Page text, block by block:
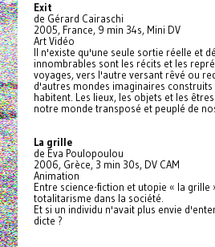
Exit
de Gérard Cairaschi
2005, France, 9 min 34s, Mini DV
Art Vidéo
Il n'existe qu'une seule sortie réelle et
innombrables sont les récits et les
voyages, vers l'autre versant rêvé ou
d'autres mondes imaginaires
habitent. Les lieux, les objets et les
notre monde transposé et peuplé de
La grille
de Eva Poulopoulou
2006, Grèce, 3 min 30s, DV CAM
Animation
Entre science-fiction et utopie « la
totalitarisme dans la société.
Et si un individu n'avait plus envie
dicte ?